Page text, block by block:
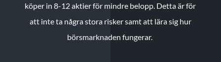
köper in 8-12 aktier för mindre belopp. Detta är för
att inte ta några stora risker samt att lära sig hur
börsmarknaden fungerar.